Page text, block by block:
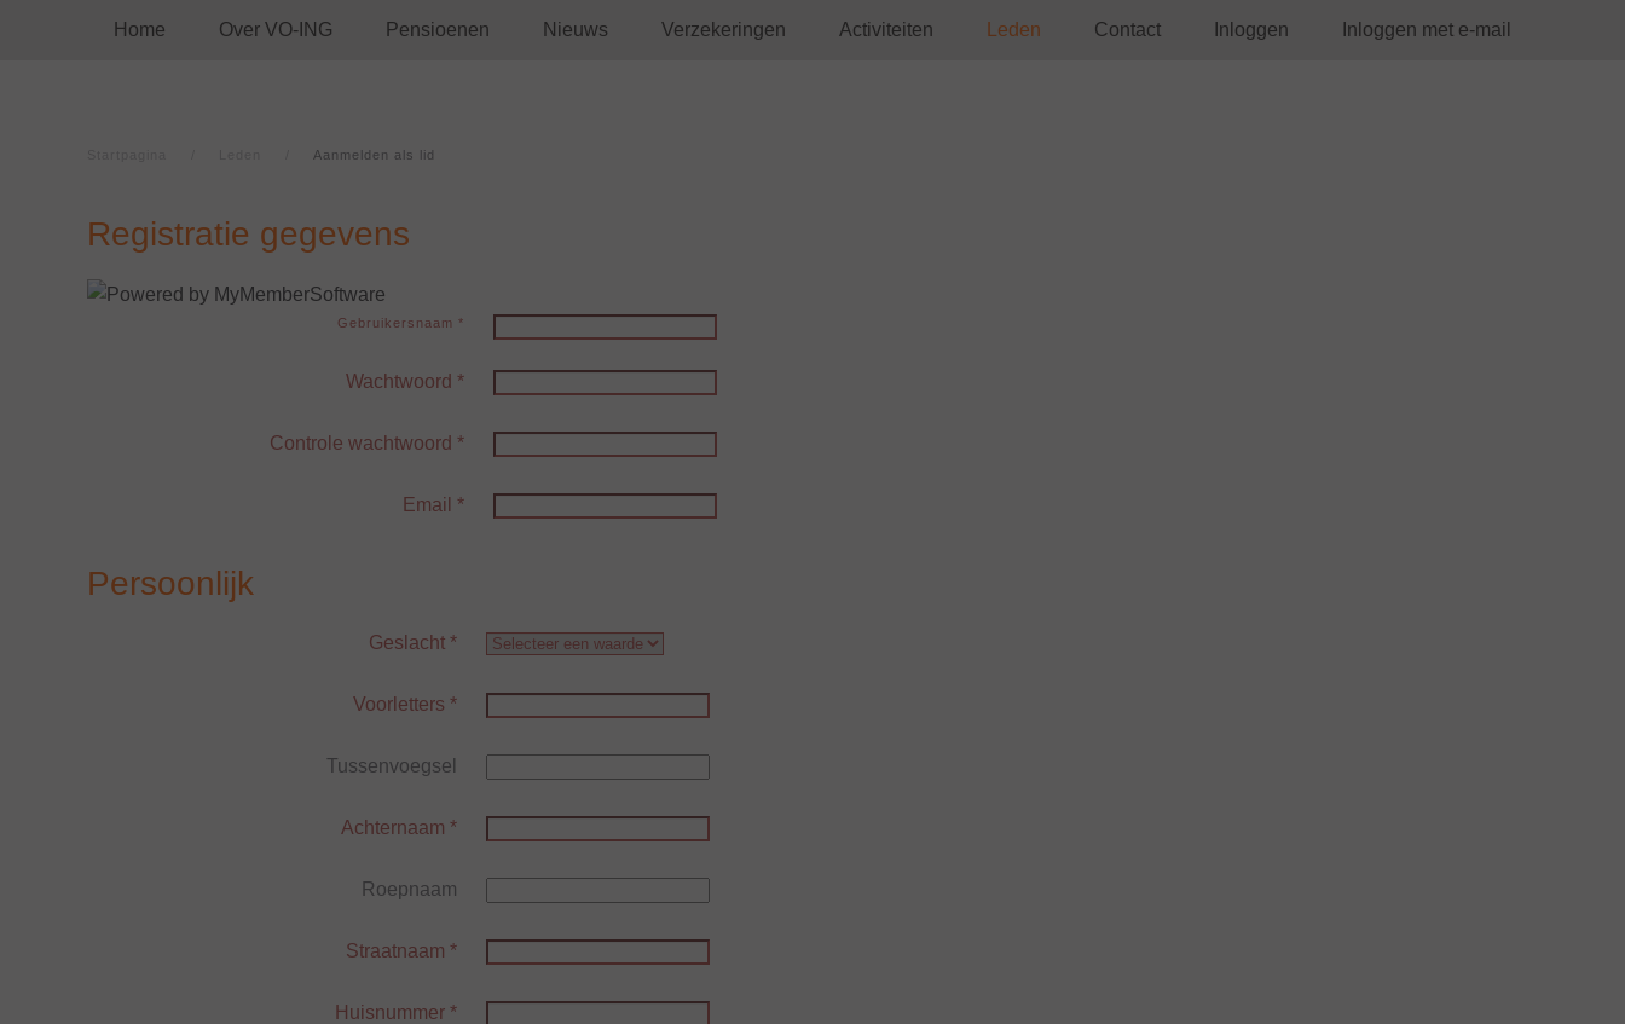
Home Over VO-ING Pensioenen Nieuws Verzekeringen Activi­teiten Leden Contact Inloggen Inloggen met e-mail
Aanmelden als lid
Registratie gegevens
Gebruikersnaam *
Wachtwoord *
Controle wachtwoord *
Email *
Persoonlijk
Geslacht *
Voorletters *
Tussenvoegsel
Achternaam *
Roepnaam
Straatnaam *
Huisnummer *